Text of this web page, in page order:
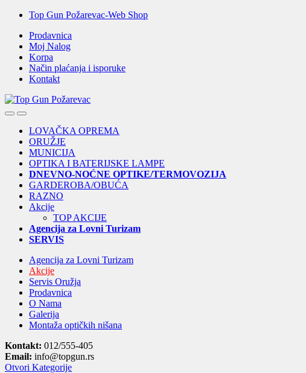
Skip
navigation
Skip
content
Top Gun Požarevac-Web Shop
Prodavnica
Moj Nalog
Korpa
Način plaćanja i isporuke
Kontakt
OpenClose
LOVAČKA OPREMA
ORUŽJE
MUNICIJA
OPTIKA I BATERIJSKE LAMPE
DNEVNO-NOĆNE OPTIKE/TERMOVOZIJA
GARDEROBA/OBUĆA
RAZNO
Akcije
TOP AKCIJE
Agencija za Lovni Turizam
SERVIS
Agencija za Lovni Turizam
Akcije
Servis Oružja
Prodavnica
O Nama
Galerija
Montaža optičkih nišana
Kontakt: 012/555-405
Email: info@topgun.rs
Otvori Kategorije